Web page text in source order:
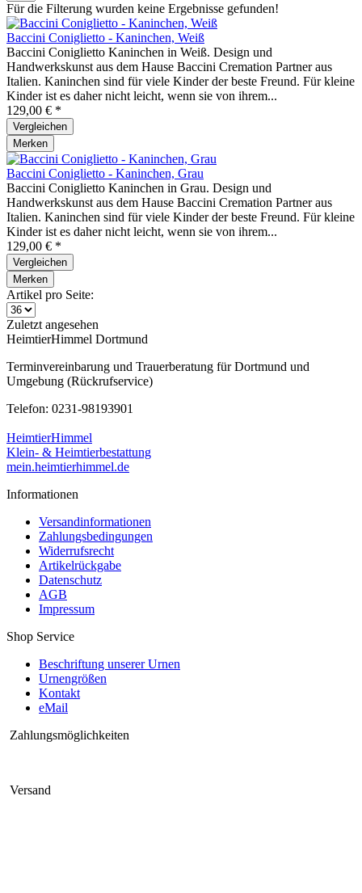
Für die Filterung wurden keine Ergebnisse gefunden!
Baccini Coniglietto - Kaninchen, Weiß
Baccini Coniglietto Kaninchen in Weiß. Design und
Handwerkskunst aus dem Hause Baccini Cremation Partner aus
Italien. Kaninchen sind für viele Kinder der beste Freund. Für kleine
Kinder ist es daher nicht leicht, wenn sie von ihrem...
129,00 € *
Vergleichen
Merken
Baccini Coniglietto - Kaninchen, Grau
Baccini Coniglietto Kaninchen in Grau. Design und
Handwerkskunst aus dem Hause Baccini Cremation Partner aus
Italien. Kaninchen sind für viele Kinder der beste Freund. Für kleine
Kinder ist es daher nicht leicht, wenn sie von ihrem...
129,00 € *
Vergleichen
Merken
Artikel pro Seite:
Zuletzt angesehen
HeimtierHimmel Dortmund
Terminvereinbarung und Trauerberatung für Dortmund und
Umgebung (Rückrufservice)
Telefon: 0231-98193901
HeimtierHimmel
Klein- & Heimtierbestattung
mein.heimtierhimmel.de
Informationen
Versandinformationen
Zahlungsbedingungen
Widerrufsrecht
Artikelrückgabe
Datenschutz
AGB
Impressum
Shop Service
Beschriftung unserer Urnen
Urnengrößen
Kontakt
eMail
Zahlungsmöglichkeiten
Versand